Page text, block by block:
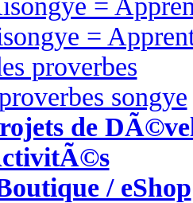
=
=
proverbes
songye
de
/ eShop